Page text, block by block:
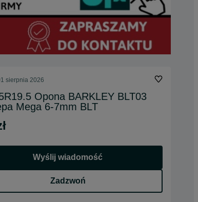
sierpnia 2026
Opona BARKLEY BLT03
Mega 6-7mm BLT
Wyślij wiadomość
Zadzwoń